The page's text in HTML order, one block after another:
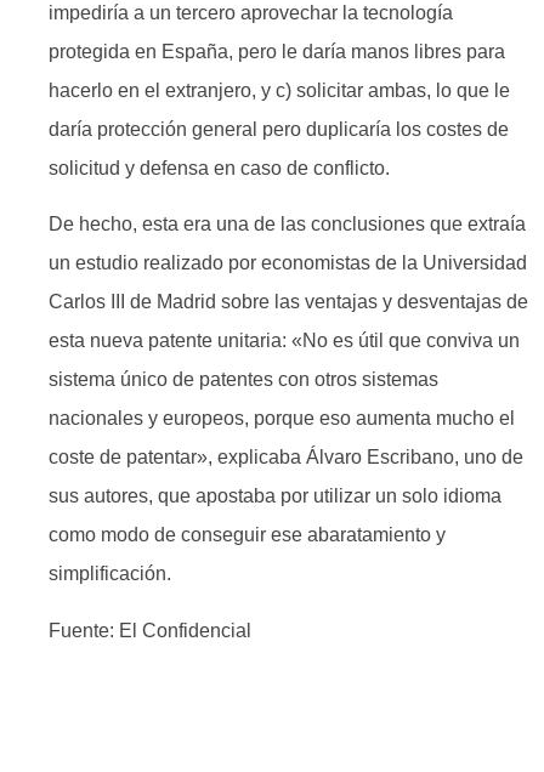
impediría a un tercero aprovechar la tecnología
protegida en España, pero le daría manos libres para
hacerlo en el extranjero, y c) solicitar ambas, lo que le
daría protección general pero duplicaría los costes de
solicitud y defensa en caso de conflicto.
De hecho, esta era una de las conclusiones que extraía
un estudio realizado por economistas de la Universidad
Carlos III de Madrid sobre las ventajas y desventajas de
esta nueva patente unitaria: «No es útil que conviva un
sistema único de patentes con otros sistemas
nacionales y europeos, porque eso aumenta mucho el
coste de patentar», explicaba Álvaro Escribano, uno de
sus autores, que apostaba por utilizar un solo idioma
como modo de conseguir ese abaratamiento y
simplificación.
Fuente: El Confidencial